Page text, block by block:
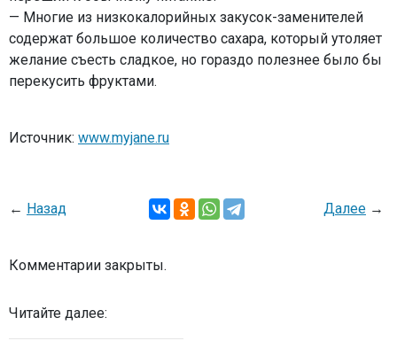
— Многие из низкокалорийных закусок-заменителей
содержат большое количество сахара, который утоляет
желание съесть сладкое, но гораздо полезнее было бы
перекусить фруктами.
Источник: www.myjane.ru
← Назад Далее →
Комментарии закрыты.
Читайте далее: